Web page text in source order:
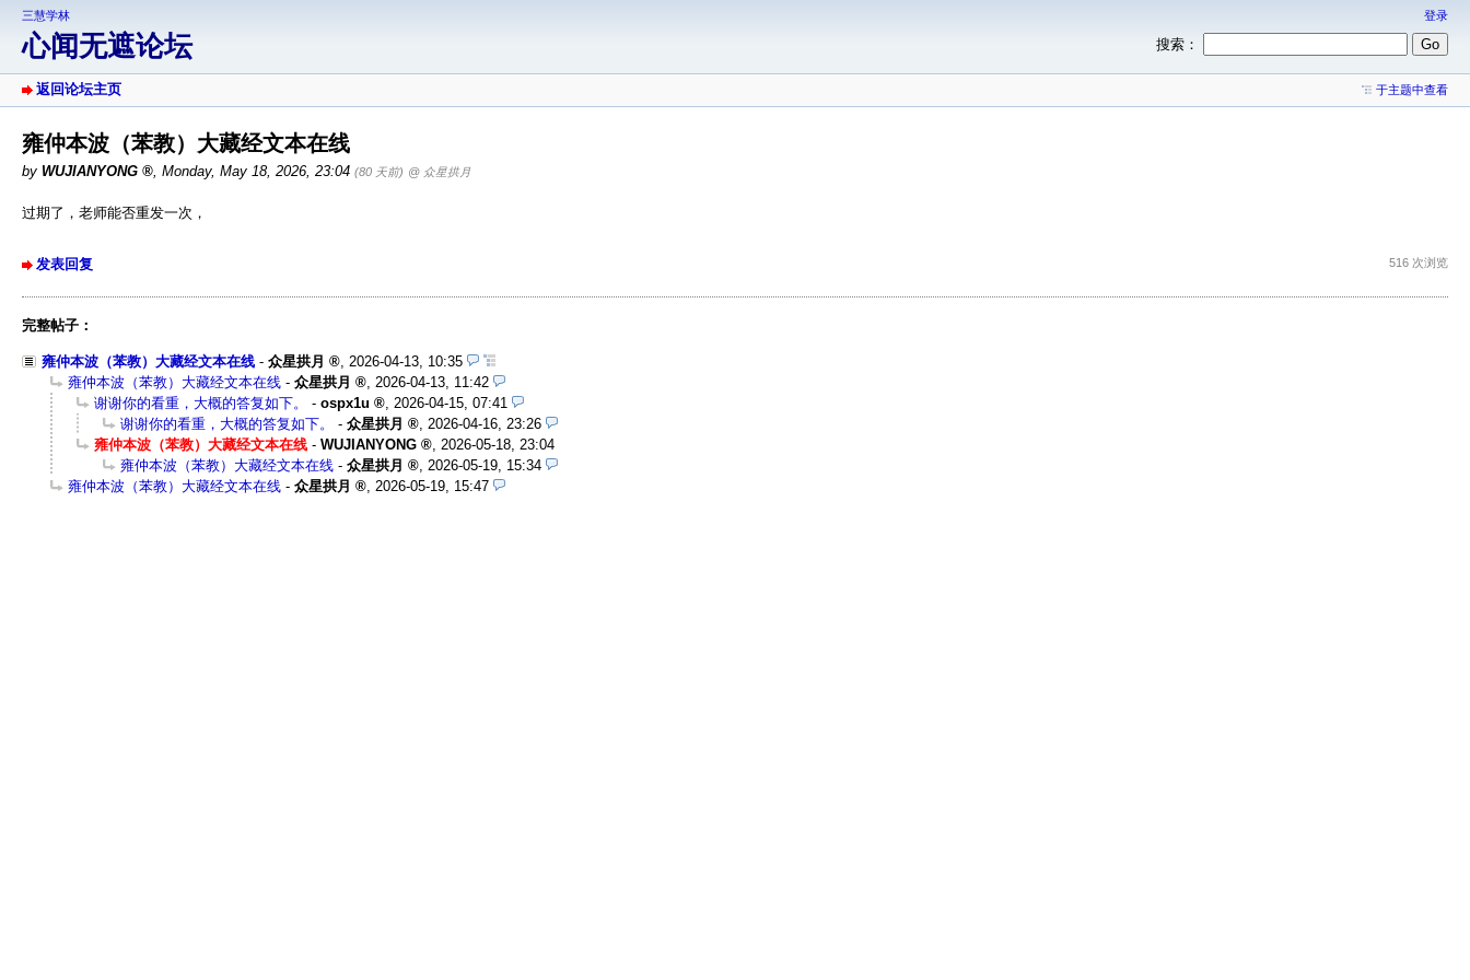
三慧学林
心闻无遮论坛
登录
搜索：
返回论坛主页 于主题中查看
雍仲本波（苯教）大藏经文本在线
by WUJIANYONG , Monday, May 18, 2026, 23:04 (80 天前) @ 众星拱月
过期了，老师能否重发一次，
发表回复 516 次浏览
完整帖子：
雍仲本波（苯教）大藏经文本在线 - 众星拱月
2026-04-13, 10:35
雍仲本波（苯教）大藏经文本在线 - 众星拱月
2026-04-13, 11:42
谢谢你的看重，大概的答复如下。
- ospx1u
2026-04-15, 07:41
谢谢你的看重，大概的答复如下。
- 众星拱月
2026-04-16, 23:26
雍仲本波（苯教）大藏经文本在线 - WUJIANYONG
2026-05-18, 23:04
雍仲本波（苯教）大藏经文本在线 - 众星拱月
2026-05-19, 15:34
雍仲本波（苯教）大藏经文本在线 - 众星拱月 2026-05-19, 15:47